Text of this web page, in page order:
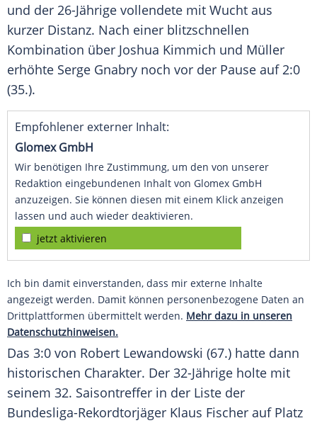
und der 26-Jährige vollendete mit Wucht aus
kurzer Distanz. Nach einer blitzschnellen
Kombination über Joshua Kimmich und Müller
erhöhte Serge Gnabry noch vor der Pause auf 2:0
(35.).
Empfohlener externer Inhalt:
Glomex GmbH
Wir benötigen Ihre Zustimmung, um den von unserer
Redaktion eingebundenen Inhalt von Glomex GmbH
anzuzeigen. Sie können diesen mit einem Klick anzeigen
lassen und auch wieder deaktivieren.
jetzt aktivieren
Ich bin damit einverstanden, dass mir externe Inhalte
angezeigt werden. Damit können personenbezogene Daten an
Drittplattformen übermittelt werden. Mehr dazu in unseren
Datenschutzhinweisen.
Das 3:0 von Robert Lewandowski (67.) hatte dann
historischen Charakter. Der 32-Jährige holte mit
seinem 32. Saisontreffer in der Liste der
Bundesliga-Rekordtorjäger Klaus Fischer auf Platz